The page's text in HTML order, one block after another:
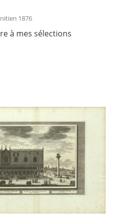
1876
à mes sélections